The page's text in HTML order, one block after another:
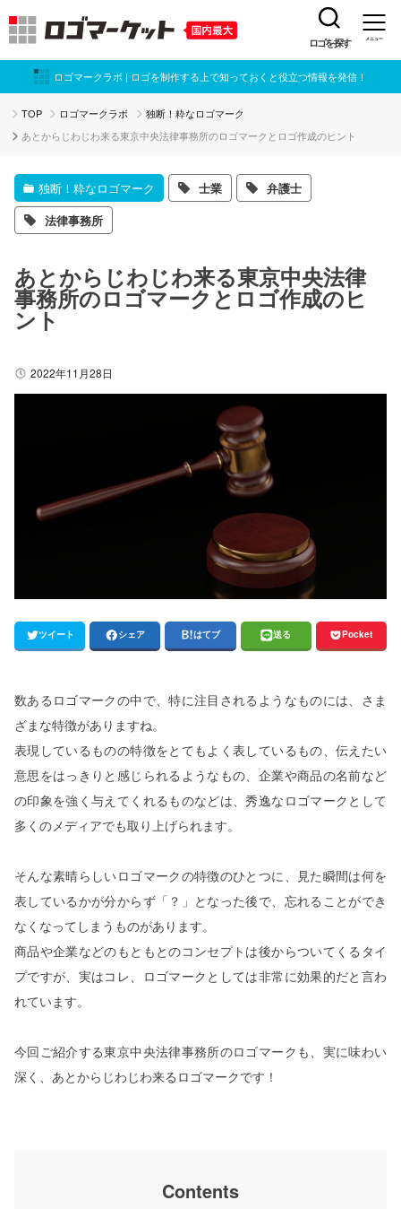
ロゴを探す メニュー
ロゴマークラボ | ロゴを制作する上で知っておくと役立つ情報を発信！
TOP ロゴマークラボ 独断！粋なロゴマーク
あとからじわじわ来る東京中央法律事務所のロゴマークとロゴ作成のヒント
独断！粋なロゴマーク 士業
弁護士
法律事務所
あとからじわじわ来る東京中央法律
事務所のロゴマークとロゴ作成のヒ
ント
2022年11月28日
ツイート シェア はてブ 送る Pocket
数あるロゴマークの中で、特に注目されるようなものには、さま
ざまな特徴がありますね。
表現しているものの特徴をとてもよく表しているもの、伝えたい
意思をはっきりと感じられるようなもの、企業や商品の名前など
の印象を強く与えてくれるものなどは、秀逸なロゴマークとして
多くのメディアでも取り上げられます。
そんな素晴らしいロゴマークの特徴のひとつに、見た瞬間は何を
表しているかが分からず「？」となった後で、忘れることができ
なくなってしまうものがあります。
商品や企業などのもともとのコンセプトは後からついてくるタイ
プですが、実はコレ、ロゴマークとしては非常に効果的だと言わ
れています。
今回ご紹介する東京中央法律事務所のロゴマークも、実に味わい
深く、あとからじわじわ来るロゴマークです！
Contents